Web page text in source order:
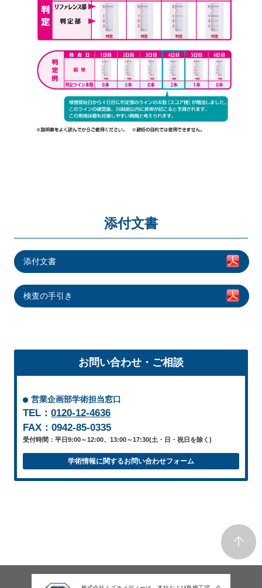
添付文書
添付文書
検査の手引き
お問い合わせ・ご相談
営業企画部学術担当窓口
TEL： 0120-12-4636
FAX：0942-85-0335
受付時間：平日9:00～12:00、13:00～17:30(土・日・祝日を除く)
学術情報に関するお問い合わせフォーム